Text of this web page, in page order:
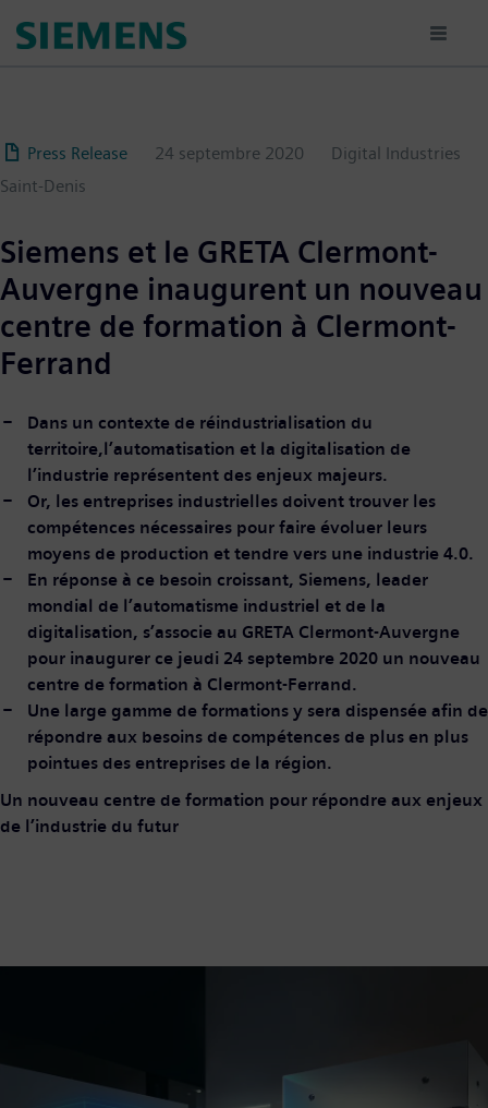
au
Press Release 24 septembre 2020
Digital Industries
Saint-Denis
Siemens et le GRETA Clermont-
Auvergne inaugurent un nouveau
centre de formation à Clermont-
Ferrand
Dans un contexte de réindustrialisation du
territoire,l’automatisation et la digitalisation de
l’industrie représentent des enjeux majeurs.
Or, les entreprises industrielles doivent trouver les
compétences nécessaires pour faire évoluer leurs
moyens de production et tendre vers une industrie 4.0.
En réponse à ce besoin croissant, Siemens, leader
mondial de l’automatisme industriel et de la
digitalisation, s’associe au GRETA Clermont-Auvergne
pour inaugurer ce jeudi 24 septembre 2020 un nouveau
centre de formation à Clermont-Ferrand.
Une large gamme de formations y sera dispensée afin de
répondre aux besoins de compétences de plus en plus
pointues des entreprises de la région.
Un nouveau centre de formation pour répondre aux enjeux
de l’industrie du futur